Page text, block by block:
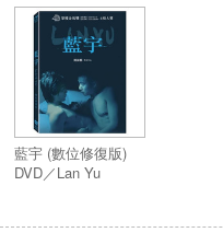
藍宇 (數位修復版)
DVD／Lan Yu